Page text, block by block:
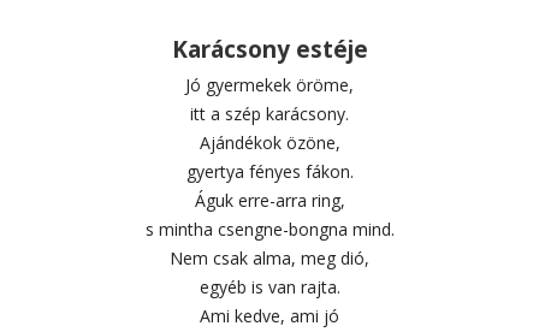
Karácsony estéje
Jó gyermekek öröme,
itt a szép karácsony.
Ajándékok özöne,
gyertya fényes fákon.
Águk erre-arra ring,
s mintha csengne-bongna mind.
Nem csak alma, meg dió,
egyéb is van rajta.
Ami kedve, ami jó